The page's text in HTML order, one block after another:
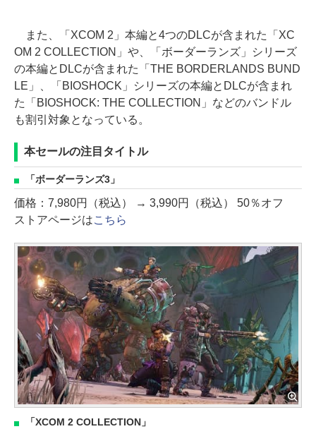
また、「XCOM 2」本編と4つのDLCが含まれた「XC
OM 2 COLLECTION」や、「ボーダーランズ」シリーズ
の本編とDLCが含まれた「THE BORDERLANDS BUND
LE」、「BIOSHOCK」シリーズの本編とDLCが含まれ
た「BIOSHOCK: THE COLLECTION」などのバンドル
も割引対象となっている。
本セールの注目タイトル
「ボーダーランズ3」
価格：7,980円（税込） → 3,990円（税込） 50％オフ
ストアページはこちら
「XCOM 2 COLLECTION」